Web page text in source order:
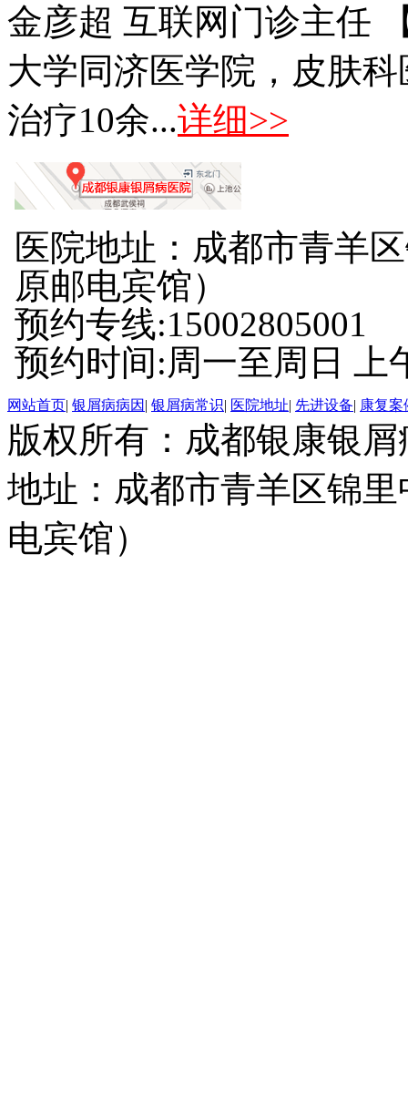
金彦超 互联网门诊主任
大学同济医学院，皮肤
治疗10余...详细>>
医院地址：成都市青羊
原邮电宾馆）
预约专线:15002805001
预约时间:周一至周日 上
网站首页| 银屑病病因 | 银屑病常识| 医院地址| 先进设备| 康复案
版权所有：成都银康银
地址：成都市青羊区锦
电宾馆）